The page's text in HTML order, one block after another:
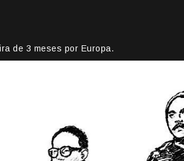
de 3 meses por Europa.